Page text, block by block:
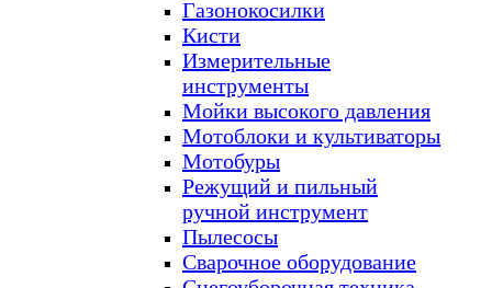
Газонокосилки
Кисти
Измерительные
инструменты
Мойки высокого давления
Мотоблоки и культиваторы
Мотобуры
Режущий и пильный
ручной инструмент
Пылесосы
Сварочное оборудование